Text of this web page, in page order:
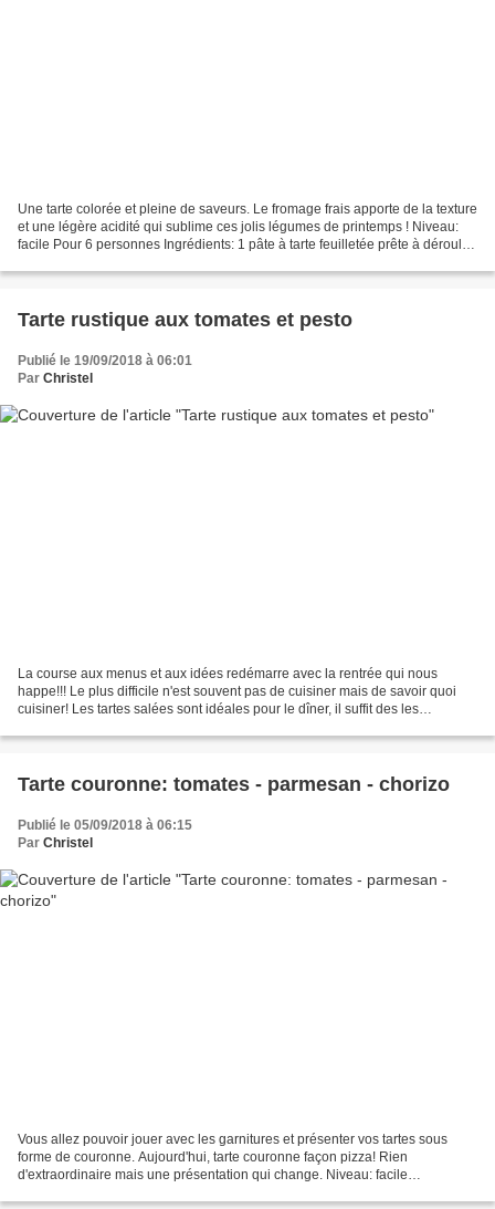
Une tarte colorée et pleine de saveurs. Le fromage frais apporte de la texture
et une légère acidité qui sublime ces jolis légumes de printemps ! Niveau:
facile Pour 6 personnes Ingrédients: 1 pâte à tarte feuilletée prête à déroulée
Tarte rustique aux tomates et pesto
Publié le 19/09/2018 à 06:01
Par Christel
La course aux menus et aux idées redémarre avec la rentrée qui nous
happe!!! Le plus difficile n'est souvent pas de cuisiner mais de savoir quoi
cuisiner! Les tartes salées sont idéales pour le dîner, il suffit des les
Tarte couronne: tomates - parmesan - chorizo
Publié le 05/09/2018 à 06:15
Par Christel
Vous allez pouvoir jouer avec les garnitures et présenter vos tartes sous
forme de couronne. Aujourd'hui, tarte couronne façon pizza! Rien
d'extraordinaire mais une présentation qui change. Niveau: facile